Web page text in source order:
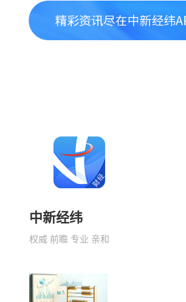
中新经纬
权威 前瞻 专业 亲和